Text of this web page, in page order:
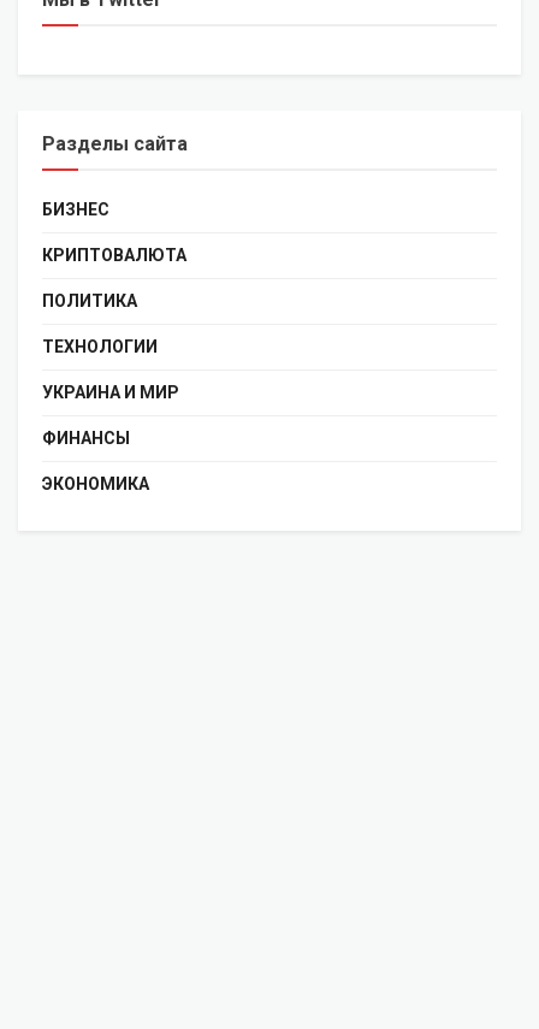
Разделы сайта
БИЗНЕС
КРИПТОВАЛЮТА
ПОЛИТИКА
ТЕХНОЛОГИИ
УКРАИНА И МИР
ФИНАНСЫ
ЭКОНОМИКА